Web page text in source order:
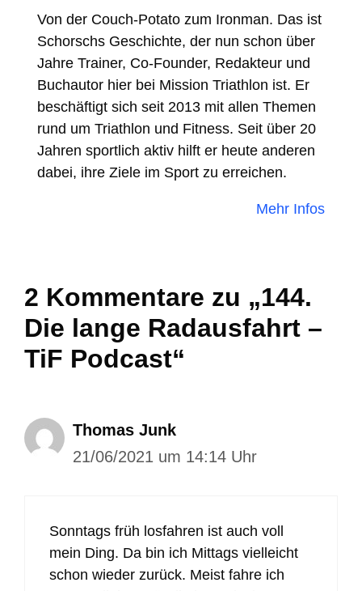
Von der Couch-Potato zum Ironman. Das ist
Schorschs Geschichte, der nun schon über
Jahre Trainer, Co-Founder, Redakteur und
Buchautor hier bei Mission Triathlon ist. Er
beschäftigt sich seit 2013 mit allen Themen
rund um Triathlon und Fitness. Seit über 20
Jahren sportlich aktiv hilft er heute anderen
dabei, ihre Ziele im Sport zu erreichen.
Mehr Infos
2 Kommentare zu „144.
Die lange Radausfahrt –
TiF Podcast“
Thomas Junk
21/06/2021 um 14:14 Uhr
Sonntags früh losfahren ist auch voll
mein Ding. Da bin ich Mittags vielleicht
schon wieder zurück. Meist fahre ich